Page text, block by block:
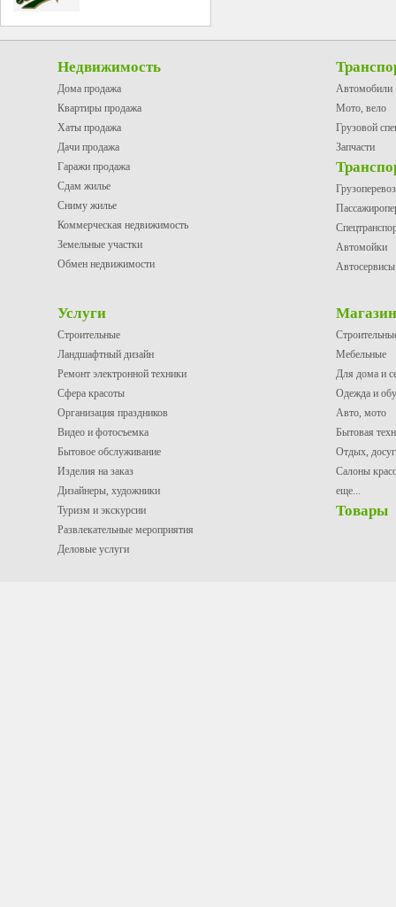
Недвижимость
Дома продажа
Квартиры продажа
Хаты продажа
Дачи продажа
Гаражи продажа
Сдам жилье
Сниму жилье
Коммерческая недвижимость
Земельные участки
Обмен недвижимости
Автомобили
Мото, вело
Грузовой
Запчасти
Автомойки
Автосервисы
Услуги
Строительные
Ландшафтный дизайн
Ремонт электронной техники
Сфера красоты
Организация праздников
Видео и фотосъемка
Бытовое обслуживание
Изделия на заказ
Дизайнеры, художники
Туризм и экскурсии
Развлекательные мероприятия
Деловые услуги
Мебельные
Для дома и
Одежда и
Авто, мото
Бытовая
Отдых, досуг
Салоны
еще...
Товары